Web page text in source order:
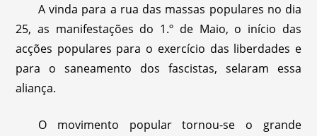
A vinda para a rua das massas populares no dia
25, as manifestações do 1.º de Maio, o início das
acções populares para o exercício das liberdades e
para o saneamento dos fascistas, selaram essa
aliança.
O movimento popular tornou-se o grande